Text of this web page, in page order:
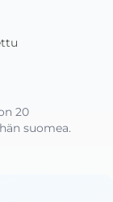
20
suomea.